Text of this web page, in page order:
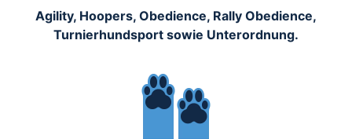
Agility, Hoopers, Obedience, Rally Obedience,
Turnierhundsport sowie Unterordnung.